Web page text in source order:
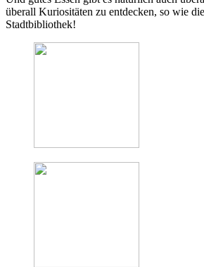
überall Kuriositäten zu entdecken, so wie
Stadtbibliothek!